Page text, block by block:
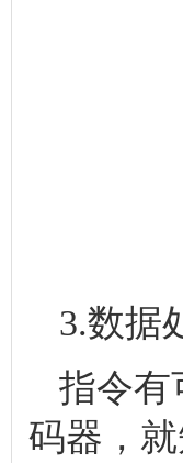
3.数据
指令有
码器，